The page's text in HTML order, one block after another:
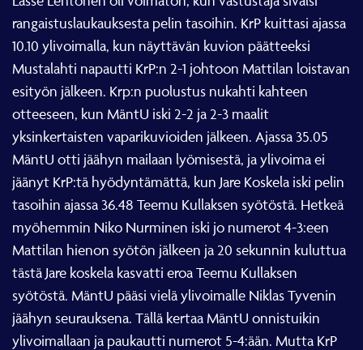
rangaistuslaukauksesta pelin tasoihin. KrP kuittasi ajassa
10.10 ylivoimalla, kun näyttävän kuvion päätteeksi
Mustalahti napautti KrP:n 2-1 johtoon Mattilan loistavan
esityön jälkeen. Krp:n puolustus nukahti kahteen
otteeseen, kun MäntU iski 2-2 ja 2-3 maalit
yksinkertaisten vaparikuvioiden jälkeen. Ajassa 35.05
MäntU otti jäähyn mailaan lyömisestä, ja ylivoima ei
jäänyt KrP:tä hyödyntämättä, kun Jare Koskela iski pelin
tasoihin ajassa 36.48 Teemu Kullaksen syötöstä. Hetkeä
myöhemmin Niko Nurminen iski jo numerot 4-3:een
Mattilan hienon syötön jälkeen ja 20 sekunnin kuluttua
tästä Jare koskela kasvatti eroa Teemu Kullaksen
syötöstä. MäntU pääsi vielä ylivoimalle Niklas Tyvenin
jäähyn seurauksena. Tällä kertaa MäntU onnistuikin
ylivoimallaan ja paukautti numerot 5-4:ään. Mutta KrP